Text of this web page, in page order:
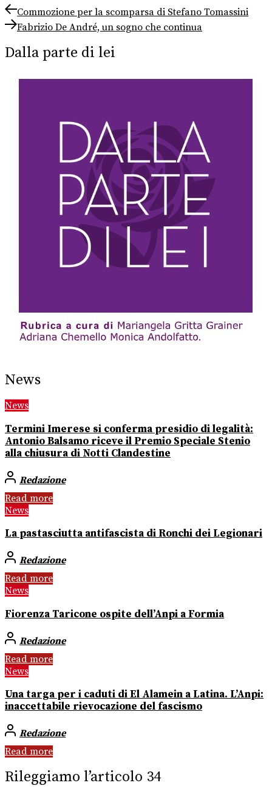
Navigazione
articoli
Previous
post:
Commozione per la scomparsa di Stefano Tomassini
Next
post:
Fabrizio De André, un sogno che continua
Dalla parte di lei
News
News
Termini Imerese si conferma presidio di legalità:
Antonio Balsamo riceve il Premio Speciale Stenio
alla chiusura di Notti Clandestine
Redazione
Read more
News
La pastasciutta antifascista di Ronchi dei Legionari
Redazione
Read more
News
Fiorenza Taricone ospite dell’Anpi a Formia
Redazione
Read more
News
Una targa per i caduti di El Alamein a Latina. L’Anpi:
inaccettabile rievocazione del fascismo
Redazione
Read more
Rileggiamo l’articolo 34